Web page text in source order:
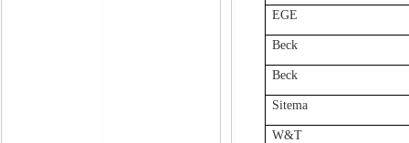
EGE
Beck
Beck
Sitema
W&T